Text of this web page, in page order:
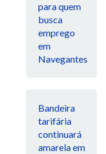
para quem
busca
emprego
em
Navegantes
Bandeira
tarifária
continuará
amarela em